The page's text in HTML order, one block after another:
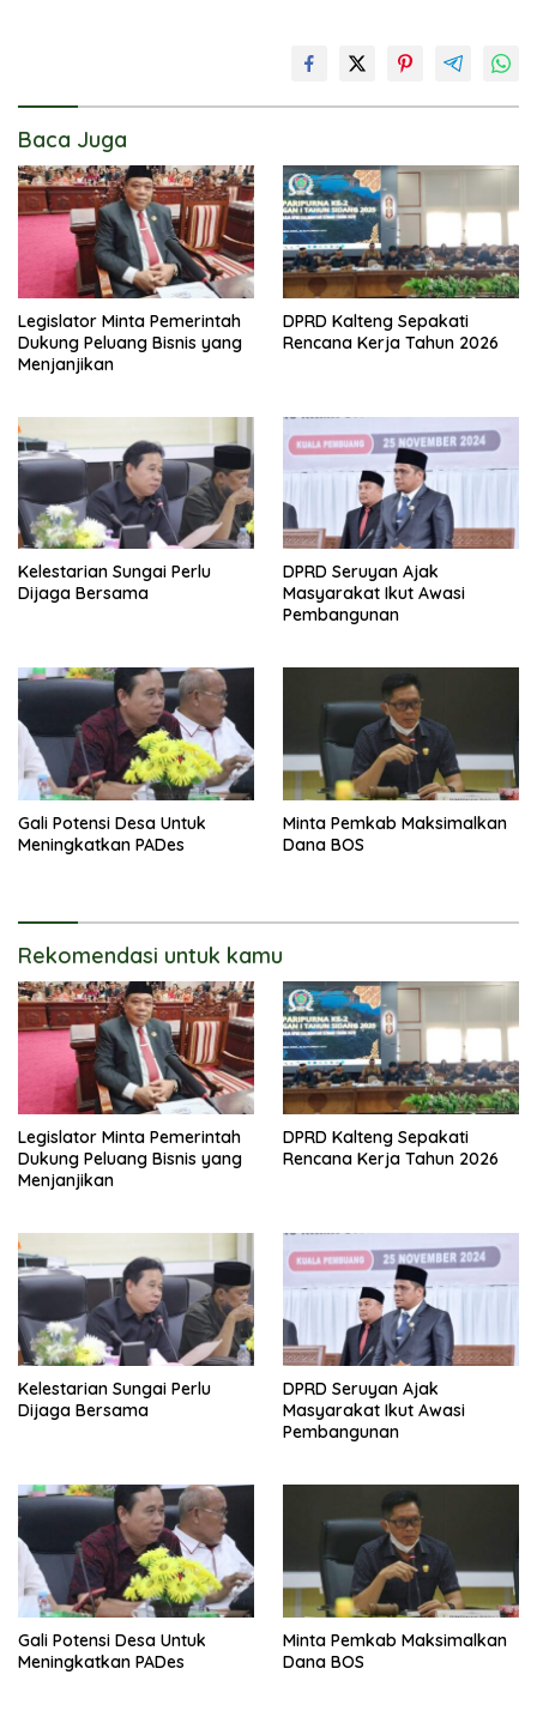
Baca Juga
Legislator Minta Pemerintah
Dukung Peluang Bisnis yang
Menjanjikan
DPRD Kalteng Sepakati
Rencana Kerja Tahun 2026
Kelestarian Sungai Perlu
Dijaga Bersama
DPRD Seruyan Ajak
Masyarakat Ikut Awasi
Pembangunan
Gali Potensi Desa Untuk
Meningkatkan PADes
Minta Pemkab Maksimalkan
Dana BOS
Rekomendasi untuk kamu
Legislator Minta Pemerintah
Dukung Peluang Bisnis yang
Menjanjikan
DPRD Kalteng Sepakati
Rencana Kerja Tahun 2026
Kelestarian Sungai Perlu
Dijaga Bersama
DPRD Seruyan Ajak
Masyarakat Ikut Awasi
Pembangunan
Gali Potensi Desa Untuk
Meningkatkan PADes
Minta Pemkab Maksimalkan
Dana BOS